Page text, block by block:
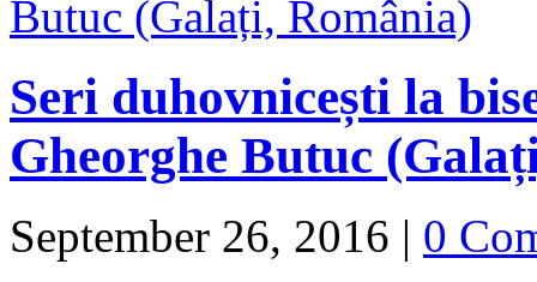
Seri duhovnicești la
Gheorghe Butuc
September 26, 2016 | 0